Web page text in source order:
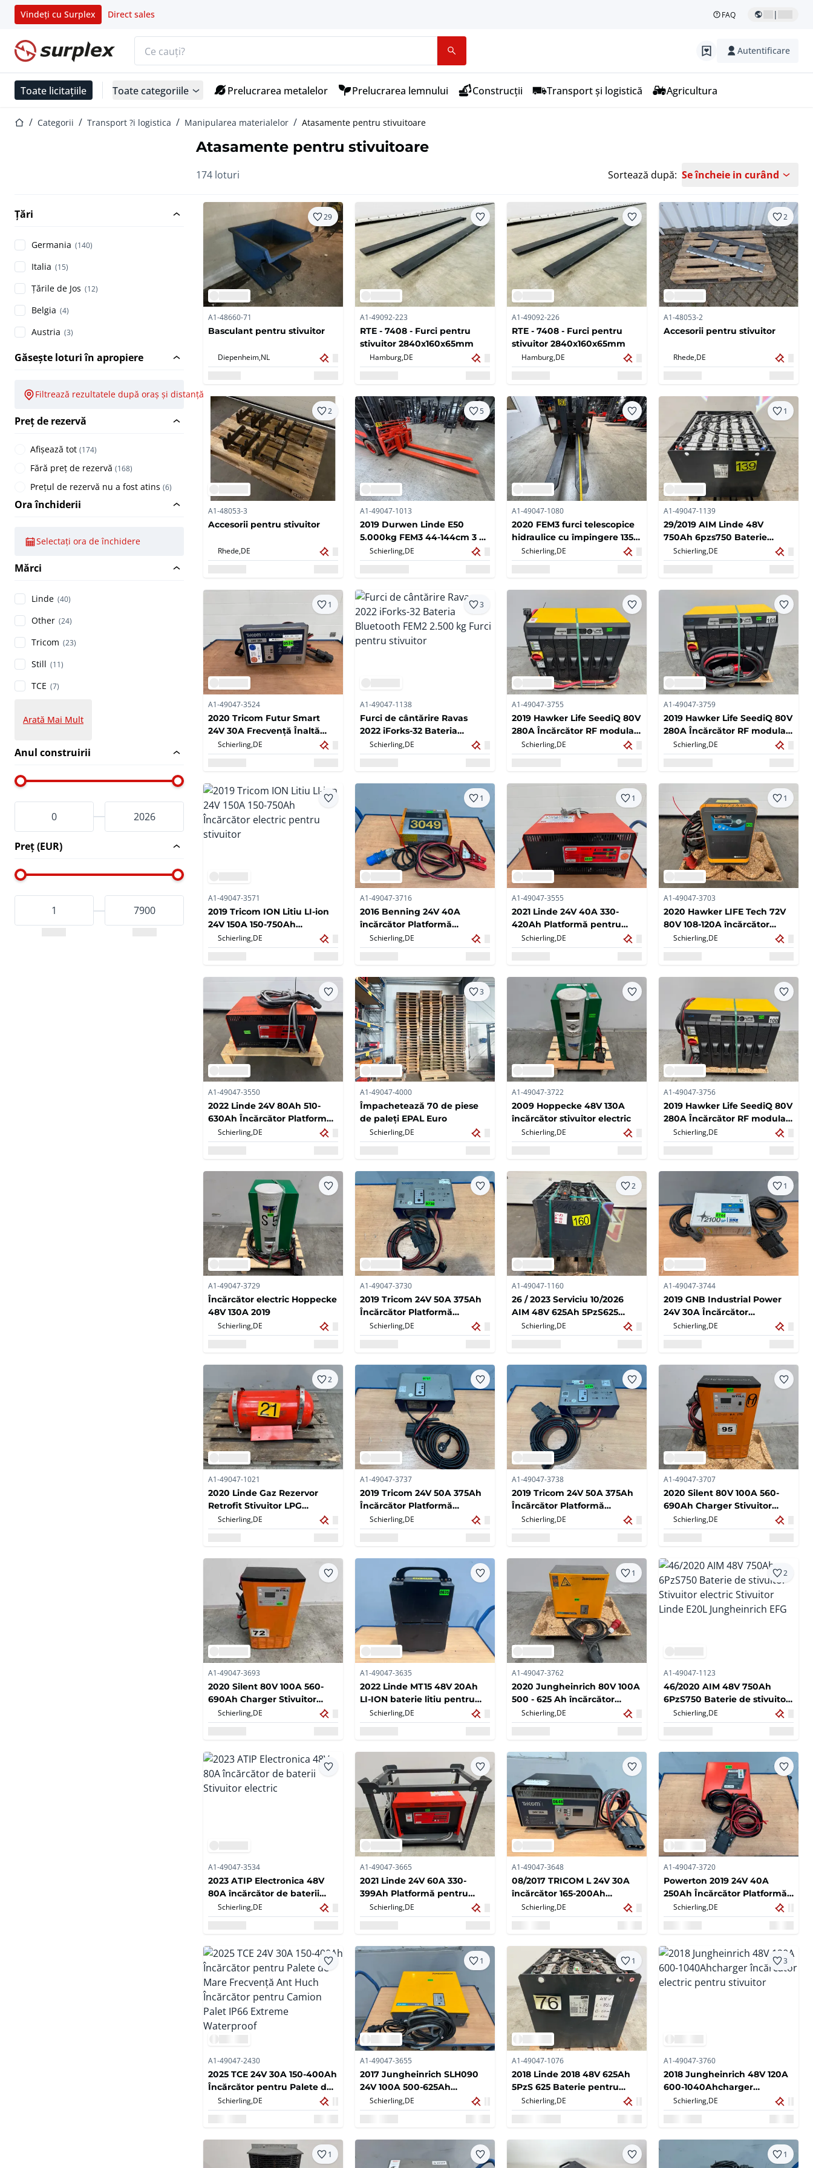
Vindeți cu Surplex Direct sales FAQ |
Pagina de start Autentificare
Toate licitațiile Toate categoriile Prelucrarea metalelor Prelucrarea lemnului Construcții Transport și logistică Agricultura
Pagina de start
Categorii Transport ?i logistica Manipularea materialelor Atasamente pentru stivuitoare
Atasamente pentru stivuitoare
174 loturi Sortează după: Se încheie in curând
Țări
Germania (140)
Italia (15)
Țările de Jos (12)
Belgia (4)
Austria (3)
Găsește loturi în apropiere
Filtrează rezultatele după oraș și distanță
Preț de rezervă
Afișează tot (174)
Fără preț de rezervă (168)
Prețul de rezervă nu a fost atins (6)
Ora închiderii
Selectați ora de închidere
Mărci
Linde (40)
Other (24)
Tricom (23)
Still (11)
TCE (7)
Arată Mai Mult
Anul construirii
Preț (EUR)
29
A1-48660-71
Basculant pentru stivuitor
Diepenheim, NL
A1-49092-223
RTE - 7408 - Furci pentru
stivuitor 2840x160x65mm
Hamburg, DE
A1-49092-226
RTE - 7408 - Furci pentru
stivuitor 2840x160x65mm
Hamburg, DE
2
A1-48053-2
Accesorii pentru stivuitor
Rhede, DE
2
A1-48053-3
Accesorii pentru stivuitor
Rhede, DE
5
A1-49047-1013
2019 Durwen Linde E50
5.000kg FEM3 44-144cm 3 +
4 + 5 supapă Clemă rotativă
360° + reglator de dișuri +
Schierling, DE
A1-49047-1080
2020 FEM3 furci telescopice
hidraulice cu împingere 135-
235cm 3.000kg Stivuitor
Schierling, DE
1
A1-49047-1139
29/2019 AIM Linde 48V
750Ah 6pzs750 Baterie
pentru stivuitor Baterie
Baterie 83x73x63cm Linde
Schierling, DE
1
A1-49047-3524
2020 Tricom Futur Smart
24V 30A Frecvență Înaltă
Furnici Platformă Încărcător
Încărcător
Schierling, DE
3
A1-49047-1138
Furci de cântărire Ravas
2022 iForks-32 Bateria
Bluetooth FEM2 2.500 kg
Furci pentru stivuitor
Schierling, DE
A1-49047-3755
2019 Hawker Life SeediQ 80V
280A Încărcător RF modular
Stivuitor Încărcător electric
pentru stivuitor
Schierling, DE
A1-49047-3759
2019 Hawker Life SeediQ 80V
280A Încărcător RF modular
Stivuitor Încărcător electric
pentru stivuitor
Schierling, DE
A1-49047-3571
2019 Tricom ION Litiu LI-ion
24V 150A 150-750Ah
Încărcător electric pentru
stivuitor
Schierling,DE
1
A1-49047-3716
2016 Benning 24V 40A
încărcător Platformă
Furnicilor Stivuitor electric
Încărcător
Schierling,DE
1
A1-49047-3555
2021 Linde 24V 40A 330-
420Ah Platformă pentru
stivuitor Încărcător electric
Schierling,DE
1
A1-49047-3703
2020 Hawker LIFE Tech 72V
80V 108-120A încărcător
pentru stivuitor electric
Schierling,DE
A1-49047-3550
2022 Linde 24V 80Ah 510-
630Ah Încărcător Platformă
Furnici Stivuitor Încărcător
electric
Schierling, DE
3
A1-49047-4000
Împachetează 70 de piese
de paleți EPAL Euro
Schierling, DE
A1-49047-3722
2009 Hoppecke 48V 130A
încărcător stivuitor electric
Schierling, DE
A1-49047-3756
2019 Hawker Life SeediQ 80V
280A Încărcător RF modular
Stivuitor Încărcător electric
pentru stivuitor
Schierling, DE
A1-49047-3729
Încărcător electric Hoppecke
48V 130A 2019
Schierling, DE
A1-49047-3730
2019 Tricom 24V 50A 375Ah
Încărcător Platformă
Furnicilor Stivuitor electric
Schierling, DE
2
A1-49047-1160
26 / 2023 Serviciu 10/2026
AIM 48V 625Ah 5PzS625
Bateria pentru stivuitor
Stivuitor electric
Schierling, DE
1
A1-49047-3744
2019 GNB Industrial Power
24V 30A Încărcător
Platformă Furnică Stivuitor
electric Încărcător electric
Schierling, DE
2
A1-49047-1021
2020 Linde Gaz Rezervor
Retrofit Stivuitor LPG
Stivuitor pe gaz H20T H25T
H30T H35T
Schierling, DE
A1-49047-3737
2019 Tricom 24V 50A 375Ah
Încărcător Platformă
Furnicilor Stivuitor electric
Schierling, DE
A1-49047-3738
2019 Tricom 24V 50A 375Ah
Încărcător Platformă
Furnicilor Stivuitor electric
Schierling, DE
A1-49047-3707
2020 Silent 80V 100A 560-
690Ah Charger Stivuitor
electric încărcător
Schierling, DE
A1-49047-3693
2020 Silent 80V 100A 560-
690Ah Charger Stivuitor
electric încărcător
Schierling,DE
A1-49047-3635
2022 Linde MT15 48V 20Ah
LI-ION baterie litiu pentru
furnici
Schierling,DE
1
A1-49047-3762
2020 Jungheinrich 80V 100A
500 - 625 Ah încărcător
stivuitor electric
Schierling,DE
2
A1-49047-1123
46/2020 AIM 48V 750Ah
6PzS750 Baterie de stivuitor
Stivuitor electric Stivuitor
Linde E20L Jungheinrich
Schierling,DE
A1-49047-3534
2023 ATIP Electronica 48V
80A încărcător de baterii
Stivuitor electric
Schierling, DE
A1-49047-3665
2021 Linde 24V 60A 330-
399Ah Platformă pentru
furnici Stivuitor Încărcător
Încărcător
Schierling, DE
A1-49047-3648
08/2017 TRICOM L 24V 30A
încărcător 165-200Ah
Încărcător pentru pallet și
stivuitor încărcător electric
Schierling, DE
A1-49047-3720
Powerton 2019 24V 40A
250Ah Încărcător Platformă
Furnică Încărcător electric
pentru stivuitor
Schierling, DE
A1-49047-2430
2025 TCE 24V 30A 150-400Ah
Încărcător pentru Palete de
Mare Frecvență Ant Huch
Încărcător pentru Camion
Waterproof
Schierling, DE
1
A1-49047-3655
2017 Jungheinrich SLH090
24V 100A 500-625Ah
încărcător stivuitor electric
încărcător
Schierling, DE
1
A1-49047-1076
2018 Linde 2018 48V 625Ah
5PzS 625 Baterie pentru
stivuitor 83x63x63cm 49,96
Volt
Schierling, DE
3
A1-49047-3760
2018 Jungheinrich 48V 120A
600-1040Ahcharger
încărcător electric pentru
stivuitor
Schierling, DE
1 1